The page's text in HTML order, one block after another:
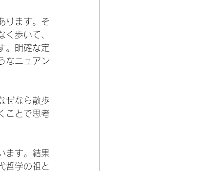
ります。そ
歩いて、
。明確な定
なニュアン
ぜなら散歩
ことで思考
ます。結果
哲学の祖と